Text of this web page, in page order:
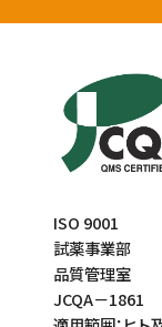
ISO 9001
試薬事業部
品質管理室
JCQA－1861